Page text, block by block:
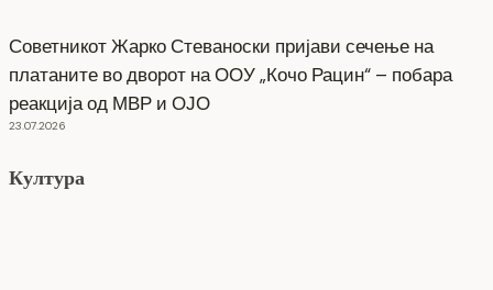
Советникот Жарко Стеваноски пријави сечење на
платаните во дворот на ООУ „Кочо Рацин“ – побара
реакција од МВР и ОЈО
23.07.2026
Култура